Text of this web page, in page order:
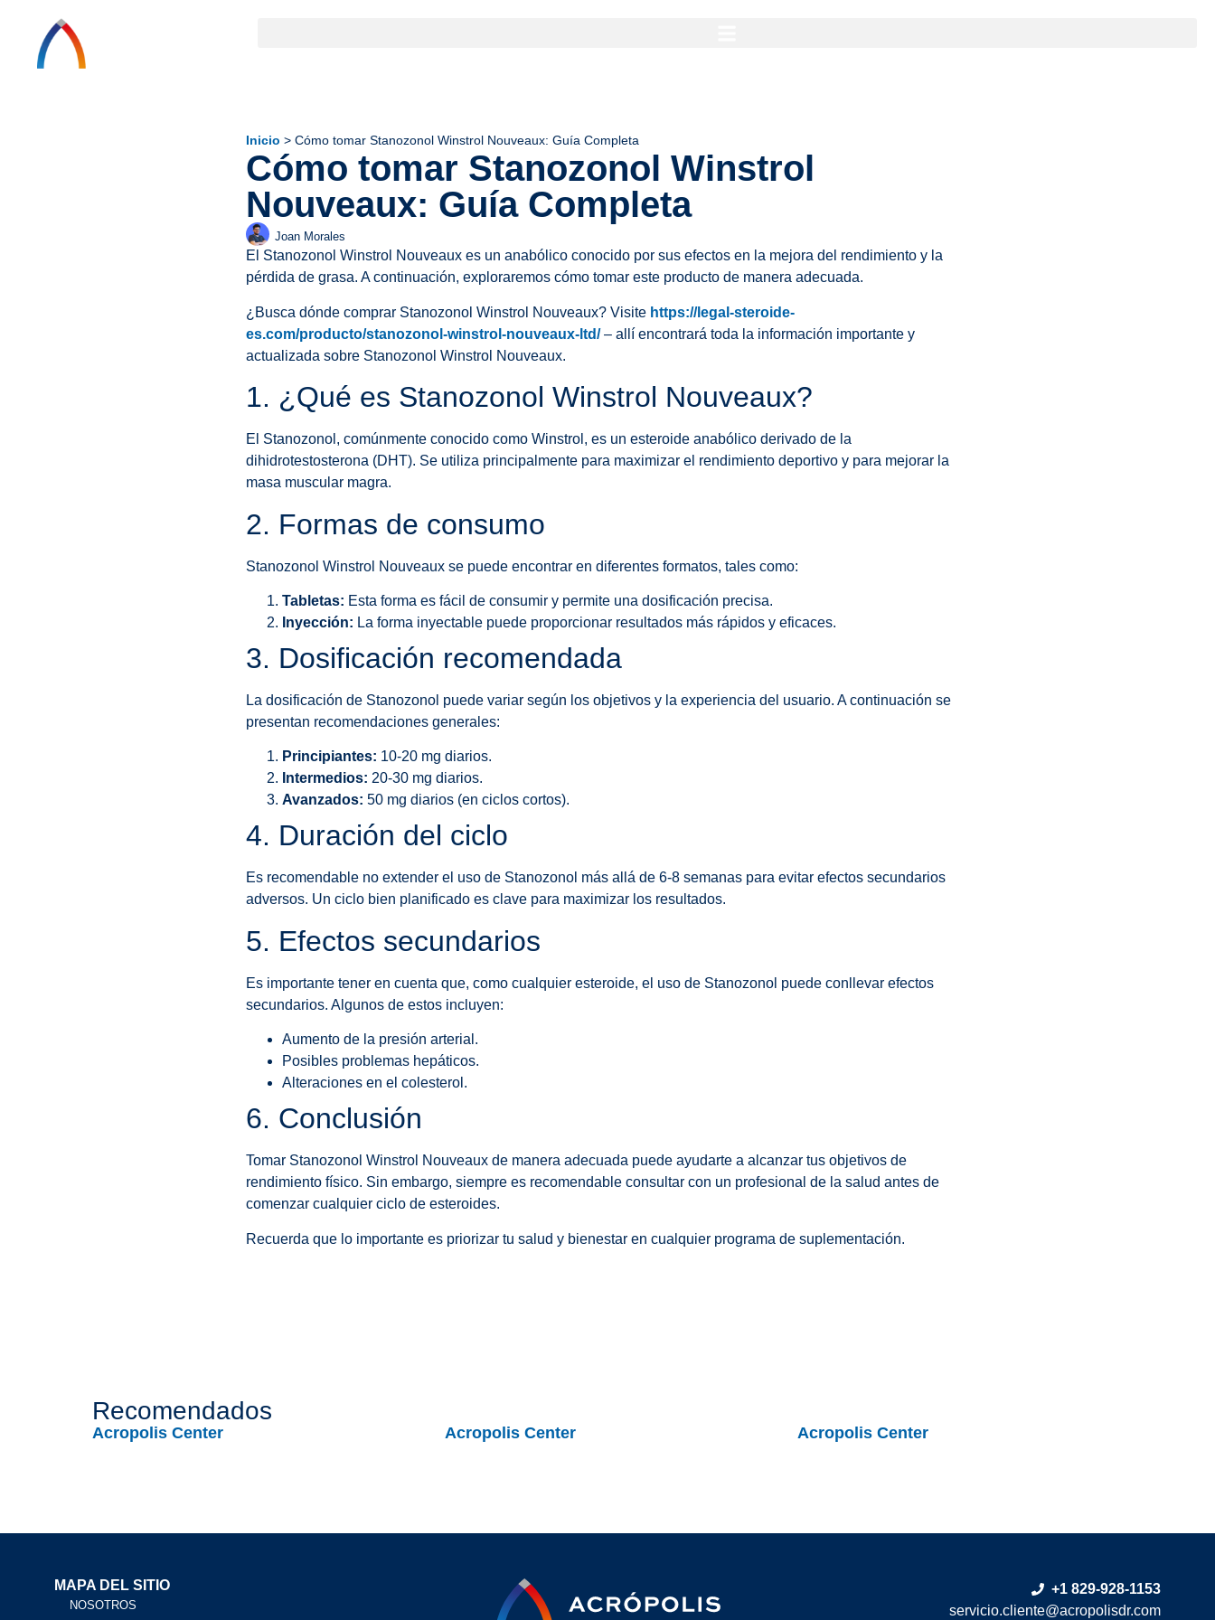
Inicio > Cómo tomar Stanozonol Winstrol Nouveaux: Guía Completa
Cómo tomar Stanozonol Winstrol
Nouveaux: Guía Completa
Joan Morales
El Stanozonol Winstrol Nouveaux es un anabólico conocido por sus efectos en la mejora del rendimiento y la
pérdida de grasa. A continuación, exploraremos cómo tomar este producto de manera adecuada.
¿Busca dónde comprar Stanozonol Winstrol Nouveaux? Visite https://legal-steroide-
es.com/producto/stanozonol-winstrol-nouveaux-ltd/– allí encontrará toda la información importante y
actualizada sobre Stanozonol Winstrol Nouveaux.
1. ¿Qué es Stanozonol Winstrol Nouveaux?
El Stanozonol, comúnmente conocido como Winstrol, es un esteroide anabólico derivado de la
dihidrotestosterona (DHT). Se utiliza principalmente para maximizar el rendimiento deportivo y para mejorar la
masa muscular magra.
2. Formas de consumo
Stanozonol Winstrol Nouveaux se puede encontrar en diferentes formatos, tales como:
Tabletas: Esta forma es fácil de consumir y permite una dosificación precisa.
Inyección: La forma inyectable puede proporcionar resultados más rápidos y eficaces.
3. Dosificación recomendada
La dosificación de Stanozonol puede variar según los objetivos y la experiencia del usuario. A continuación se
presentan recomendaciones generales:
Principiantes: 10-20 mg diarios.
Intermedios: 20-30 mg diarios.
Avanzados: 50 mg diarios (en ciclos cortos).
4. Duración del ciclo
Es recomendable no extender el uso de Stanozonol más allá de 6-8 semanas para evitar efectos secundarios
adversos. Un ciclo bien planificado es clave para maximizar los resultados.
5. Efectos secundarios
Es importante tener en cuenta que, como cualquier esteroide, el uso de Stanozonol puede conllevar efectos
secundarios. Algunos de estos incluyen:
Aumento de la presión arterial.
Posibles problemas hepáticos.
Alteraciones en el colesterol.
6. Conclusión
Tomar Stanozonol Winstrol Nouveaux de manera adecuada puede ayudarte a alcanzar tus objetivos de
rendimiento físico. Sin embargo, siempre es recomendable consultar con un profesional de la salud antes de
comenzar cualquier ciclo de esteroides.
Recuerda que lo importante es priorizar tu salud y bienestar en cualquier programa de suplementación.
Recomendados
Acropolis Center Acropolis Center Acropolis Center
MAPA DEL SITIO
NOSOTROS
+1 829-928-1153
servicio.cliente@acropolisdr.com